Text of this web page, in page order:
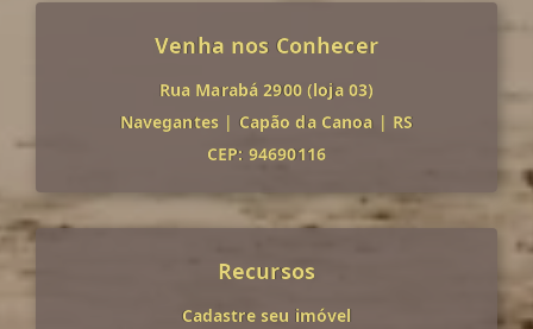
Venha nos Conhecer
Rua Marabá 2900 (loja 03)
Navegantes | Capão da Canoa | RS
CEP: 94690116
Recursos
Cadastre seu imóvel